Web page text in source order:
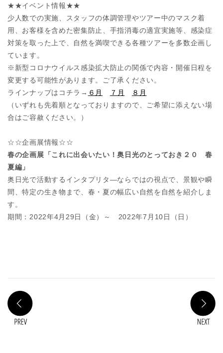
★★イベント情報★★
少人数での実施、スタッフの体調管理やツアー中のマスク着
用、お客様を含めた密集防止、手指消毒の適宜実施等、感染症
対策を取った上で、自然を満喫できる各種ツアーを多数企画し
ています。
※新型コロナウイルス感染拡大防止の関係で内容・開催日程を
変更する可能性があります。ご了承ください。
ラインナップはコチラ→ ６月 ７月
８月
（いずれも先着順となっておりますので、ご希望に添えない場
合はご容赦ください。）
☆☆企画展情報☆☆
春の企画展「これに出会いたい！奥日光のとっておき２０ 春
夏編」
奥日光で活動するインタプリタ―ならではの視点で、景観や瞬
間、特定の生き物まで、春・夏の幅広い自然を自然を紹介しま
す。
期間：2022年4月29日（金）～ 2022年7月10日（日）